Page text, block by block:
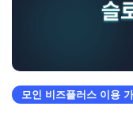
모인 비즈플러스 이용